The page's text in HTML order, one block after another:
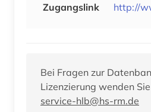
Zugangslink
http://
Bei Fragen zur
Lizenzierung wenden
service-hlb@hs-rm.de